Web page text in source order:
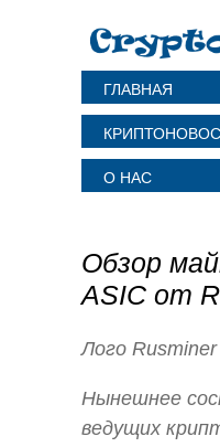
ГЛАВНАЯ
О НАС
Обзор
ASIC от
Лого
Нынешнее
ведущих